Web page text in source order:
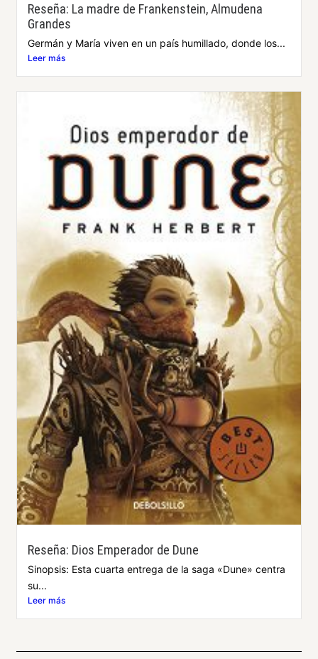
Reseña: La madre de Frankenstein, Almudena
Grandes
Germán y María viven en un país humillado, donde los...
Leer más
Reseña: Dios Emperador de Dune
Sinopsis: Esta cuarta entrega de la saga «Dune» centra
su...
Leer más